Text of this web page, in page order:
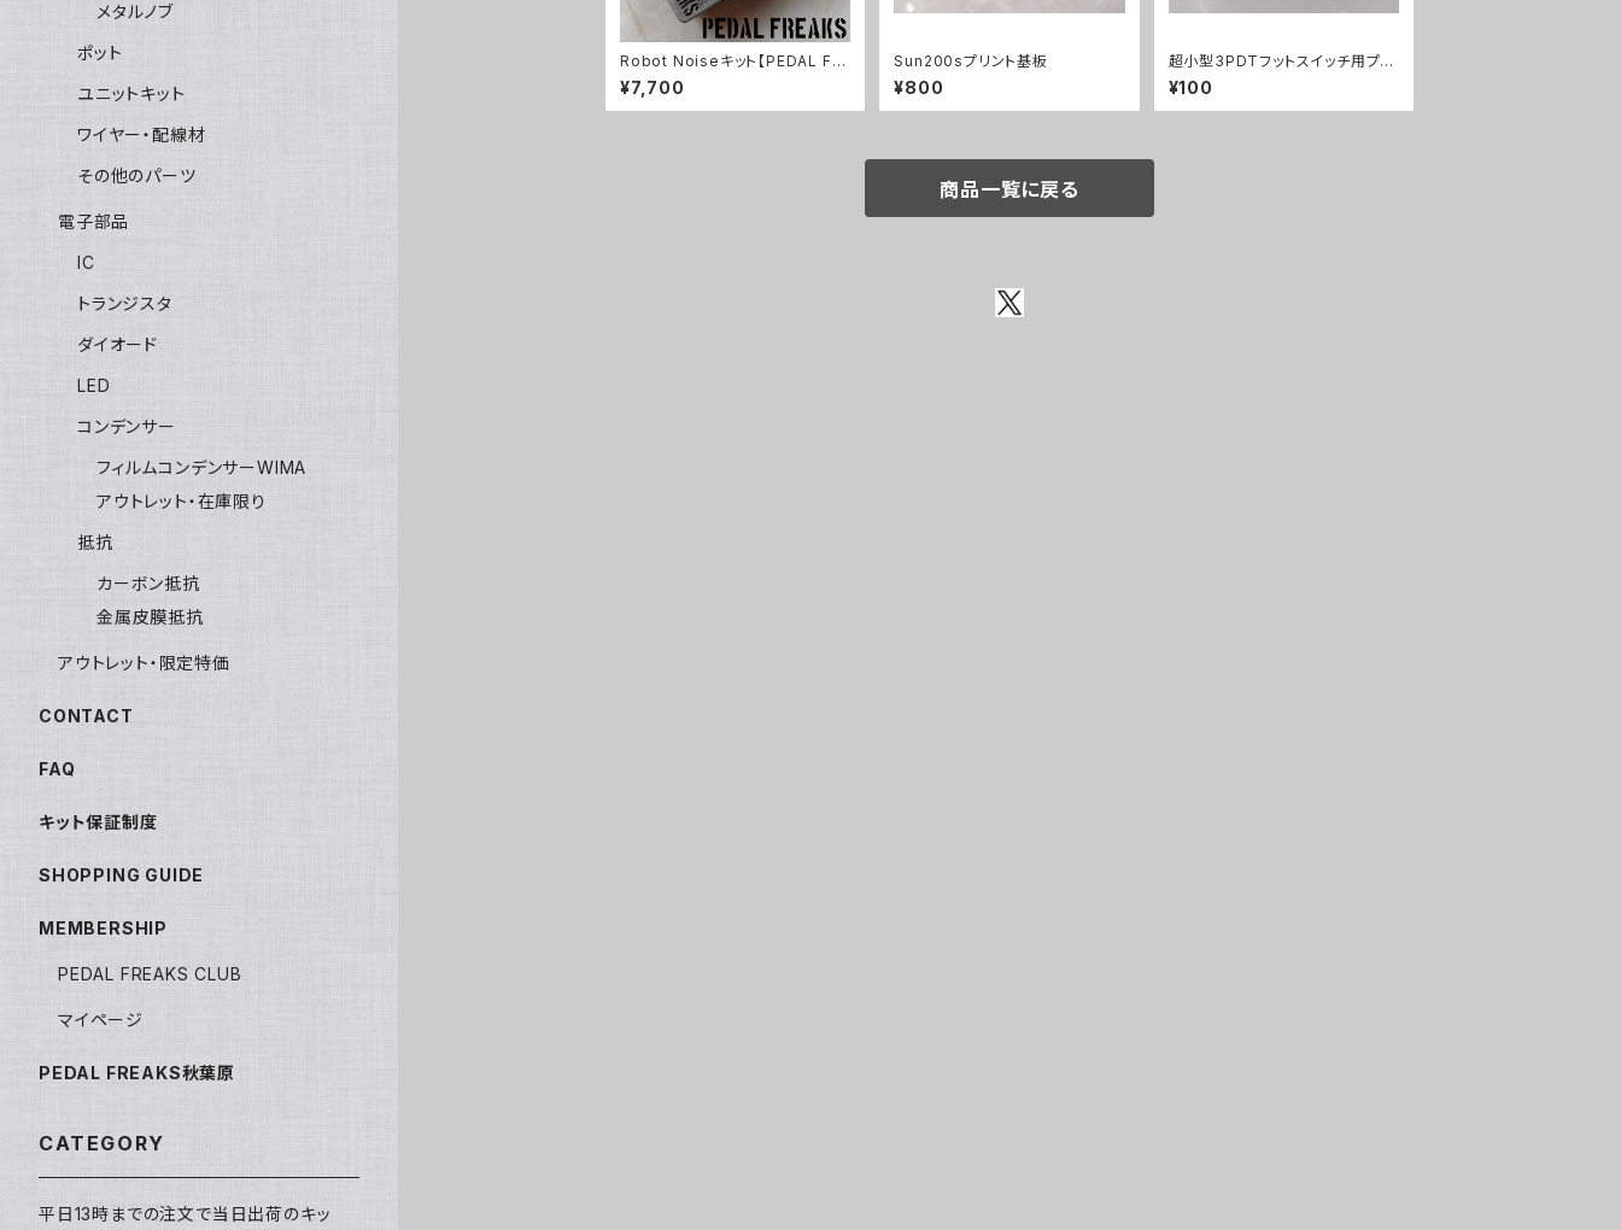
Robot Noiseキット【PEDAL FR
EAKS】
¥7,700
Sun200sプリント基板
¥800
超小型3PDTフットスイッチ用プリ
ント基板トゥルーバイパス用2170
¥100
商品一覧に戻る
メタルノブ
ポット
ユニットキット
ワイヤー・配線材
その他のパーツ
電子部品
IC
トランジスタ
ダイオード
LED
コンデンサー
フィルムコンデンサーWIMA
アウトレット・在庫限り
抵抗
カーボン抵抗
金属皮膜抵抗
アウトレット・限定特価
CONTACT
FAQ
キット保証制度
SHOPPING GUIDE
MEMBERSHIP
PEDAL FREAKS CLUB
マイページ
PEDAL FREAKS秋葉原
CATEGORY
平日13時までの注文で当日出荷のキッ